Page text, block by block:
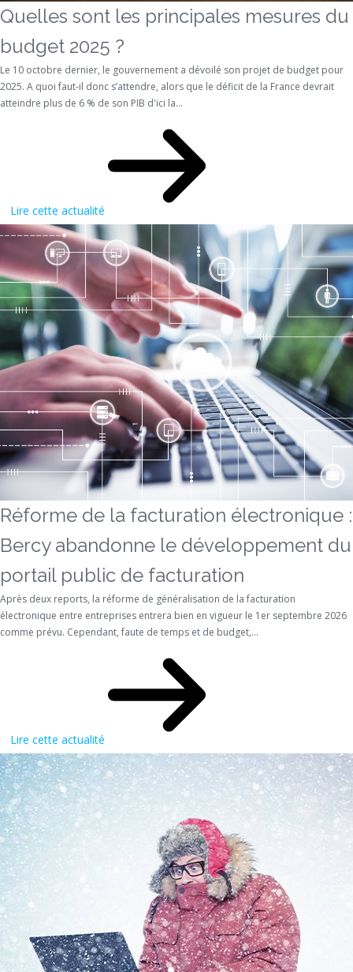
Quelles sont les principales mesures du
budget 2025 ?
Le 10 octobre dernier, le gouvernement a dévoilé son projet de budget pour
2025. A quoi faut-il donc s’attendre, alors que le déficit de la France devrait
atteindre plus de 6 % de son PIB d'ici la...
Lire cette actualité
Réforme de la facturation électronique :
Bercy abandonne le développement du
portail public de facturation
Après deux reports, la réforme de généralisation de la facturation
électronique entre entreprises entrera bien en vigueur le 1er septembre 2026
comme prévu. Cependant, faute de temps et de budget,...
Lire cette actualité